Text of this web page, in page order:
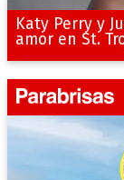
Katy Perry y
amor en St.